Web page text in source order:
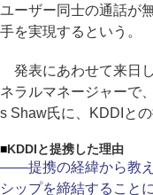
ユーザー同士の通話が
手を実現するという。
発表にあわせて来日
ネラルマネージャーで
s Shaw氏に、KDDIと
■KDDIと提携した理由
――提携の経緯から教
シップを締結すること